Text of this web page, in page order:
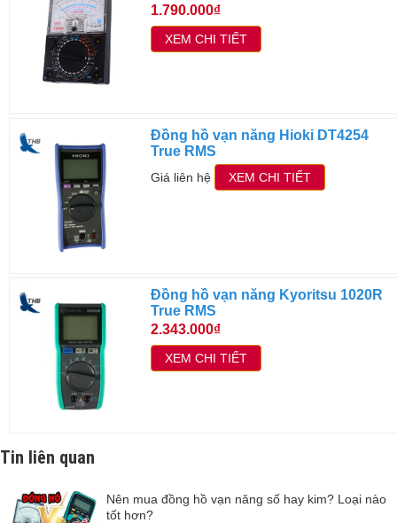
1.790.000₫
XEM CHI TIẾT
Đồng hồ vạn năng Hioki DT4254
True RMS
Giá liên hệ XEM CHI TIẾT
Đồng hồ vạn năng Kyoritsu 1020R
True RMS
2.343.000₫
XEM CHI TIẾT
Tin liên quan
Nên mua đồng hồ vạn năng số hay kim? Loại nào
tốt hơn?